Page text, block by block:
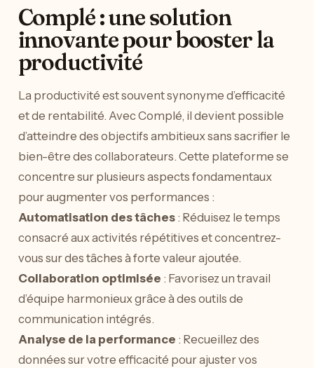
Complé : une solution
innovante pour booster la
productivité
La productivité est souvent synonyme d’efficacité
et de rentabilité. Avec Complé, il devient possible
d’atteindre des objectifs ambitieux sans sacrifier le
bien-être des collaborateurs. Cette plateforme se
concentre sur plusieurs aspects fondamentaux
pour augmenter vos performances :
Automatisation des tâches: Réduisez le temps
consacré aux activités répétitives et concentrez-
vous sur des tâches à forte valeur ajoutée.
Collaboration optimisée : Favorisez un travail
d’équipe harmonieux grâce à des outils de
communication intégrés.
Analyse de la performance : Recueillez des
données sur votre efficacité pour ajuster vos